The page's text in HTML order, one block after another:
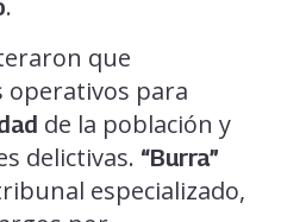
que
operativos para
de la población y
delictivas. “Burra”
especializado,